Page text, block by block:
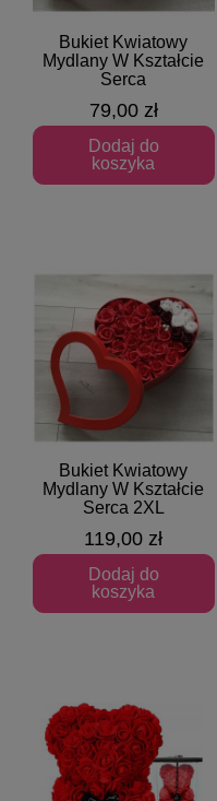
Szybki podgląd
Bukiet Kwiatowy
Mydlany W Kształcie
Serca
79,00 zł
Dodaj do
koszyka
Szybki podgląd
Bukiet Kwiatowy
Mydlany W Kształcie
Serca 2XL
119,00 zł
Dodaj do
koszyka